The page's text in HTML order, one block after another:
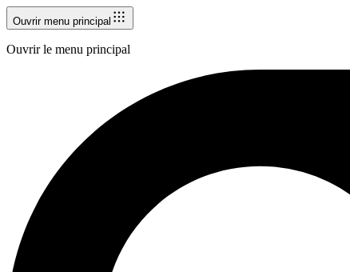
Ouvrir menu principal
Ouvrir le menu principal